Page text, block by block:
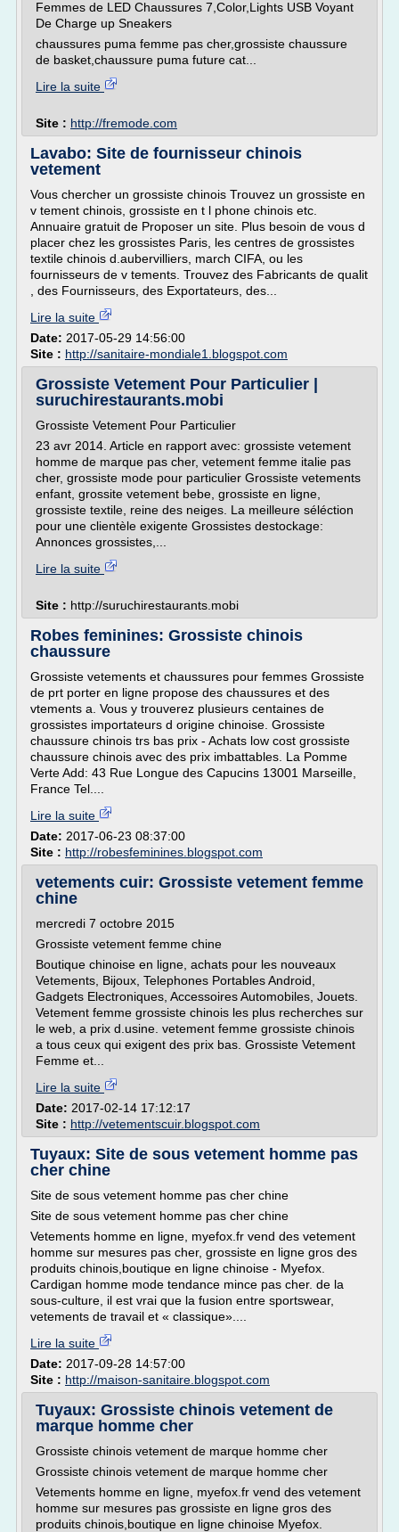
Femmes de LED Chaussures 7,Color,Lights USB Voyant
De Charge up Sneakers
chaussures puma femme pas cher,grossiste chaussure
de basket,chaussure puma future cat...
Lire la suite
Site : http://fremode.com
Lavabo: Site de fournisseur chinois
vetement
Vous chercher un grossiste chinois Trouvez un grossiste en
v tement chinois, grossiste en t l phone chinois etc.
Annuaire gratuit de Proposer un site. Plus besoin de vous d
placer chez les grossistes Paris, les centres de grossistes
textile chinois d.aubervilliers, march CIFA, ou les
fournisseurs de v tements. Trouvez des Fabricants de qualit
, des Fournisseurs, des Exportateurs, des...
Lire la suite
Date: 2017-05-29 14:56:00
Site : http://sanitaire-mondiale1.blogspot.com
Grossiste Vetement Pour Particulier |
suruchirestaurants.mobi
Grossiste Vetement Pour Particulier
23 avr 2014. Article en rapport avec: grossiste vetement
homme de marque pas cher, vetement femme italie pas
cher, grossiste mode pour particulier Grossiste vetements
enfant, grossite vetement bebe, grossiste en ligne,
grossiste textile, reine des neiges. La meilleure séléction
pour une clientèle exigente Grossistes destockage:
Annonces grossistes,...
Lire la suite
Site : http://suruchirestaurants.mobi
Robes feminines: Grossiste chinois
chaussure
Grossiste vetements et chaussures pour femmes Grossiste
de prt porter en ligne propose des chaussures et des
vtements a. Vous y trouverez plusieurs centaines de
grossistes importateurs d origine chinoise. Grossiste
chaussure chinois trs bas prix - Achats low cost grossiste
chaussure chinois avec des prix imbattables. La Pomme
Verte Add: 43 Rue Longue des Capucins 13001 Marseille,
France Tel....
Lire la suite
Date: 2017-06-23 08:37:00
Site : http://robesfeminines.blogspot.com
vetements cuir: Grossiste vetement femme
chine
mercredi 7 octobre 2015
Grossiste vetement femme chine
Boutique chinoise en ligne, achats pour les nouveaux
Vetements, Bijoux, Telephones Portables Android,
Gadgets Electroniques, Accessoires Automobiles, Jouets.
Vetement femme grossiste chinois les plus recherches sur
le web, a prix d.usine. vetement femme grossiste chinois
a tous ceux qui exigent des prix bas. Grossiste Vetement
Femme et...
Lire la suite
Date: 2017-02-14 17:12:17
Site : http://vetementscuir.blogspot.com
Tuyaux: Site de sous vetement homme pas
cher chine
Site de sous vetement homme pas cher chine
Site de sous vetement homme pas cher chine
Vetements homme en ligne, myefox.fr vend des vetement
homme sur mesures pas cher, grossiste en ligne gros des
produits chinois,boutique en ligne chinoise - Myefox.
Cardigan homme mode tendance mince pas cher. de la
sous-culture, il est vrai que la fusion entre sportswear,
vetements de travail et « classique»....
Lire la suite
Date: 2017-09-28 14:57:00
Site : http://maison-sanitaire.blogspot.com
Tuyaux: Grossiste chinois vetement de
marque homme cher
Grossiste chinois vetement de marque homme cher
Grossiste chinois vetement de marque homme cher
Vetements homme en ligne, myefox.fr vend des vetement
homme sur mesures pas grossiste en ligne gros des
produits chinois,boutique en ligne chinoise Myefox.